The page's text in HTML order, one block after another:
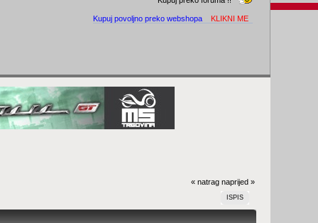
Kupuj povoljno preko webshopa KLIKNI ME
« natrag naprijed »
ISPIS